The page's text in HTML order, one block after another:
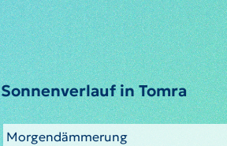
Sonnenverlauf in Tomra
Morgendämmerung